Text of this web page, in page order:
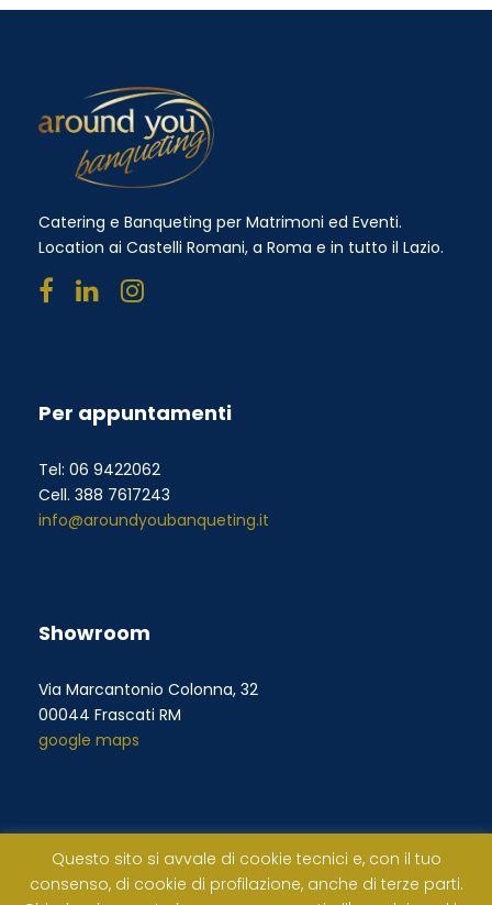
Catering e Banqueting per Matrimoni ed Eventi.
Location ai Castelli Romani, a Roma e in tutto il Lazio.
Per appuntamenti
Tel: 06 9422062
Cell. 388 7617243
info@aroundyoubanqueting.it
Showroom
Via Marcantonio Colonna, 32
00044 Frascati RM
google maps
Questo sito si avvale di cookie tecnici e, con il tuo
consenso, di cookie di profilazione, anche di terze parti.